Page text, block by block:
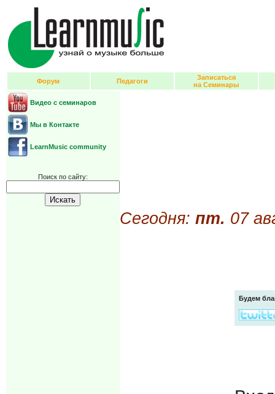
Форум Педагоги
Записаться
на Семинары
Видео с семинаров
Мы в Контакте
LearnMusic community
Поиск по сайту:
Сегодня: пт. 07
Будем